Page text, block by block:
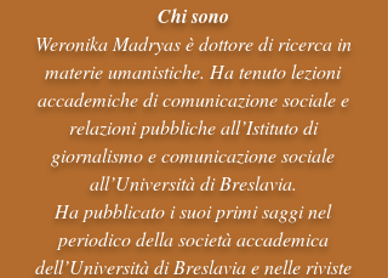
Chi sono
Weronika Madryas è dottore di ricerca in
materie umanistiche. Ha tenuto lezioni
accademiche di comunicazione sociale e
relazioni pubbliche all’Istituto di
giornalismo e comunicazione sociale
all’Università di Breslavia.
Ha pubblicato i suoi primi saggi nel
periodico della società accademica
dell’Università di Breslavia e nelle riviste